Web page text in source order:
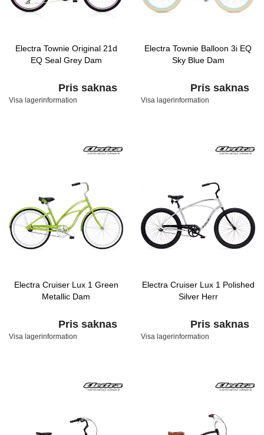
Electra Townie Original 21d
EQ Seal Grey Dam
Pris saknas
Visa lagerinformation
Electra Townie Balloon 3i EQ
Sky Blue Dam
Pris saknas
Visa lagerinformation
Electra Cruiser Lux 1 Green
Metallic Dam
Pris saknas
Visa lagerinformation
Electra Cruiser Lux 1 Polished
Silver Herr
Pris saknas
Visa lagerinformation